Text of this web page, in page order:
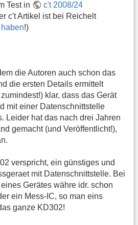
Test in
c't 2008/24
c't Artikel ist bei Reichelt
!)
die Autoren auch schon das
die ersten Details ermittelt
klar, dass das Gerät
mit einer Datenschnittstelle
Leider hat das nach drei Jahren
gemacht (und Veröffentlicht!),
verspricht, ein günstiges und
mit Datenschnittstelle. Bei
Gerätes währe idr. schon
ein Mess-IC, so man eins
ganze KD302!